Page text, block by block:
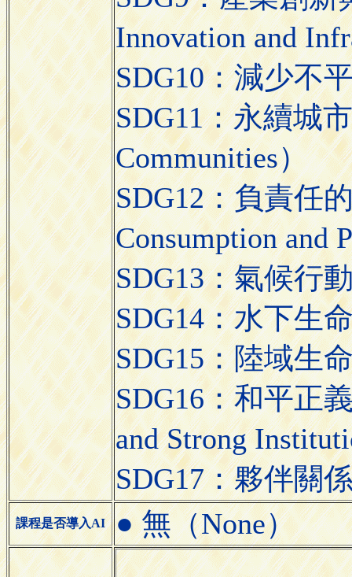
Innovation and
SDG10：減少不
SDG11：永續城
Communities）
SDG12：負責任
Consumption and
SDG13：氣候行
SDG14：水下生
SDG15：陸域生
SDG16：和平正
and Strong
SDG17：夥伴關
課程是否導入AI ● 無（None）